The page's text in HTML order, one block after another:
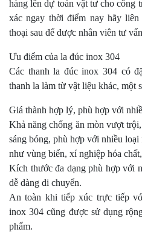
hàng lên dự toán vật tư cho công
xác ngay thời điểm nay hãy
thoại sau để được nhân viên tư
Ưu điểm của la đúc inox 304
Các thanh la đúc inox 304 có
thanh la làm từ vật liệu khác, một
Giá thành hợp lý, phù hợp với
Khả năng chống ăn mòn vượt
sáng bóng, phù hợp với nhiều
như vùng biển, xí nghiệp hóa
Kích thước đa dạng phù hợp với
dễ dàng di chuyển.
An toàn khi tiếp xúc trực tiếp
inox 304 cũng được sử dụng
phẩm.